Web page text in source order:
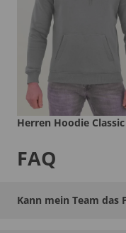
Herren Hoodie
FAQ
Kann mein Team